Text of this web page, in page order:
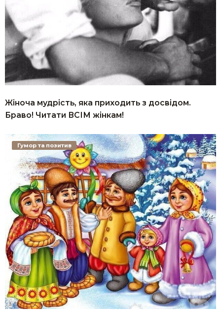
Жіноча мудрість, яка приходить з досвідом.
Браво! Читати ВСІМ жінкам!
Гумор та позитив